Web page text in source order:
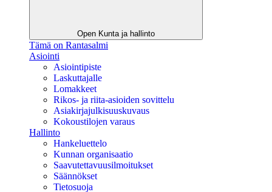
Open Kunta ja hallinto
Tämä on Rantasalmi
Asiointi
Asiointipiste
Laskuttajalle
Lomakkeet
Rikos- ja riita-asioiden sovittelu
Asiakirjajulkisuuskuvaus
Kokoustilojen varaus
Hallinto
Hankeluettelo
Kunnan organisaatio
Saavutettavuusilmoitukset
Säännökset
Tietosuoja